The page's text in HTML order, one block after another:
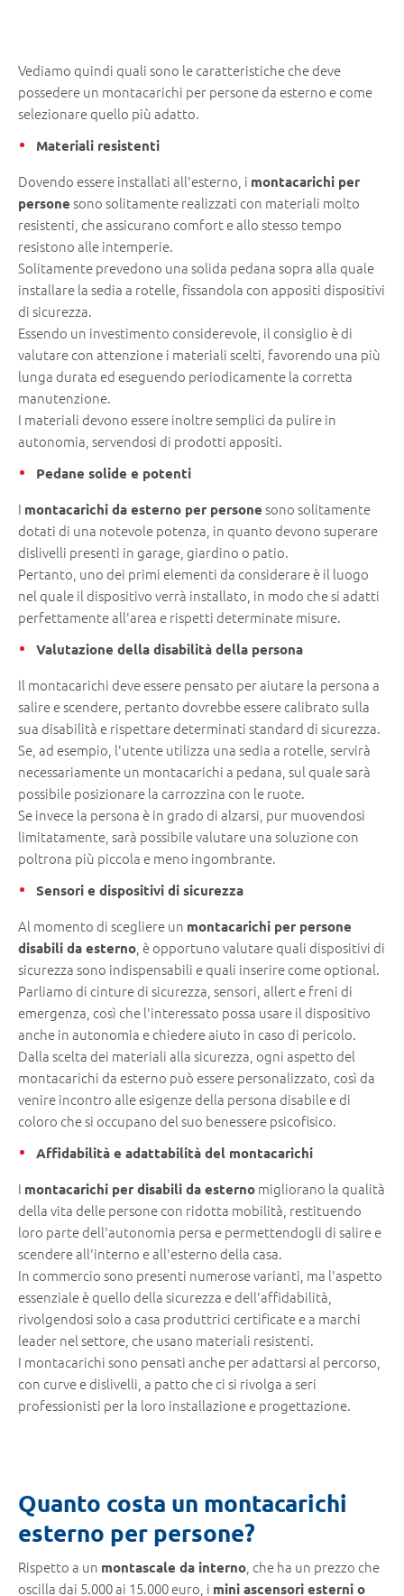
Vediamo quindi quali sono le caratteristiche che deve
possedere un montacarichi per persone da esterno e come
selezionare quello più adatto.
Materiali resistenti
Dovendo essere installati all'esterno, i montacarichi per
persone sono solitamente realizzati con materiali molto
resistenti, che assicurano comfort e allo stesso tempo
resistono alle intemperie.
Solitamente prevedono una solida pedana sopra alla quale
installare la sedia a rotelle, fissandola con appositi dispositivi
di sicurezza.
Essendo un investimento considerevole, il consiglio è di
valutare con attenzione i materiali scelti, favorendo una più
lunga durata ed eseguendo periodicamente la corretta
manutenzione.
I materiali devono essere inoltre semplici da pulire in
autonomia, servendosi di prodotti appositi.
Pedane solide e potenti
I montacarichi da esterno per persone sono solitamente
dotati di una notevole potenza, in quanto devono superare
dislivelli presenti in garage, giardino o patio.
Pertanto, uno dei primi elementi da considerare è il luogo
nel quale il dispositivo verrà installato, in modo che si adatti
perfettamente all'area e rispetti determinate misure.
Valutazione della disabilità della persona
Il montacarichi deve essere pensato per aiutare la persona a
salire e scendere, pertanto dovrebbe essere calibrato sulla
sua disabilità e rispettare determinati standard di sicurezza.
Se, ad esempio, l'utente utilizza una sedia a rotelle, servirà
necessariamente un montacarichi a pedana, sul quale sarà
possibile posizionare la carrozzina con le ruote.
Se invece la persona è in grado di alzarsi, pur muovendosi
limitatamente, sarà possibile valutare una soluzione con
poltrona più piccola e meno ingombrante.
Sensori e dispositivi di sicurezza
Al momento di scegliere un montacarichi per persone
disabili da esterno , è opportuno valutare quali dispositivi di
sicurezza sono indispensabili e quali inserire come optional.
Parliamo di cinture di sicurezza, sensori, allert e freni di
emergenza, così che l'interessato possa usare il dispositivo
anche in autonomia e chiedere aiuto in caso di pericolo.
Dalla scelta dei materiali alla sicurezza, ogni aspetto del
montacarichi da esterno può essere personalizzato, così da
venire incontro alle esigenze della persona disabile e di
coloro che si occupano del suo benessere psicofisico.
Affidabilità e adattabilità del montacarichi
I montacarichi per disabili da esterno migliorano la qualità
della vita delle persone con ridotta mobilità, restituendo
loro parte dell'autonomia persa e permettendogli di salire e
scendere all'interno e all'esterno della casa.
In commercio sono presenti numerose varianti, ma l'aspetto
essenziale è quello della sicurezza e dell'affidabilità,
rivolgendosi solo a casa produttrici certificate e a marchi
leader nel settore, che usano materiali resistenti.
I montacarichi sono pensati anche per adattarsi al percorso,
con curve e dislivelli, a patto che ci si rivolga a seri
professionisti per la loro installazione e progettazione.
Quanto costa un montacarichi
esterno per persone?
Rispetto a un montascale da interno , che ha un prezzo che
oscilla dai 5.000 ai 15.000 euro, i mini ascensori esterni o